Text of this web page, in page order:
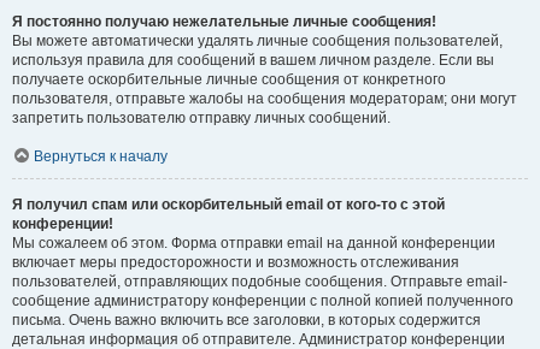
Я постоянно получаю нежелательные личные сообщения!
Вы можете автоматически удалять личные сообщения пользователей,
используя правила для сообщений в вашем личном разделе. Если вы
получаете оскорбительные личные сообщения от конкретного
пользователя, отправьте жалобы на сообщения модераторам; они могут
запретить пользователю отправку личных сообщений.
Вернуться к началу
Я получил спам или оскорбительный email от кого-то с этой
конференции!
Мы сожалеем об этом. Форма отправки email на данной конференции
включает меры предосторожности и возможность отслеживания
пользователей, отправляющих подобные сообщения. Отправьте email-
сообщение администратору конференции с полной копией полученного
письма. Очень важно включить все заголовки, в которых содержится
детальная информация об отправителе. Администратор конференции